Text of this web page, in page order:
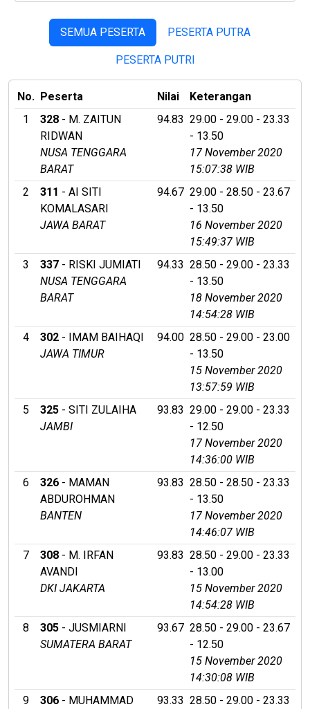
SEMUA PESERTA PESERTA PUTRA
PESERTA PUTRI
No. Peserta Nilai
Keterangan
1
328 - M. ZAITUN
RIDWAN
NUSA TENGGARA
BARAT
94.83 29.00 - 29.00 - 23.33
- 13.50
17 November 2020
15:07:38 WIB
2
311 - AI SITI
KOMALASARI
JAWA BARAT
94.67 29.00 - 28.50 - 23.67
- 13.50
16 November 2020
15:49:37 WIB
3
337 - RISKI JUMIATI
NUSA TENGGARA
BARAT
94.33 28.50 - 29.00 - 23.33
- 13.50
18 November 2020
14:54:28 WIB
4
302 - IMAM BAIHAQI
JAWA TIMUR
94.00 28.50 - 29.00 - 23.00
- 13.50
15 November 2020
13:57:59 WIB
5
325 - SITI ZULAIHA
JAMBI
93.83 29.00 - 29.00 - 23.33
- 12.50
17 November 2020
14:36:00 WIB
6
326 - MAMAN
ABDUROHMAN
BANTEN
93.83 28.50 - 28.50 - 23.33
- 13.50
17 November 2020
14:46:07 WIB
7
308 - M. IRFAN
AVANDI
DKI JAKARTA
93.83 28.50 - 29.00 - 23.33
- 13.00
15 November 2020
14:54:28 WIB
8
305 - JUSMIARNI
SUMATERA BARAT
93.67 28.50 - 29.00 - 23.67
- 12.50
15 November 2020
14:30:08 WIB
9
306 - MUHAMMAD
93.33 28.50 - 29.00 - 23.33